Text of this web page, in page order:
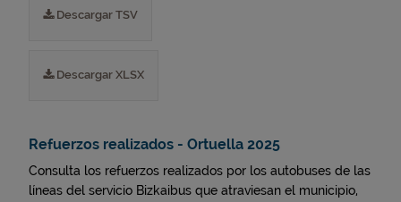
Descargar TSV
Descargar XLSX
Refuerzos realizados - Ortuella 2025
Consulta los refuerzos realizados por los autobuses de las
líneas del servicio Bizkaibus que atraviesan el municipio,